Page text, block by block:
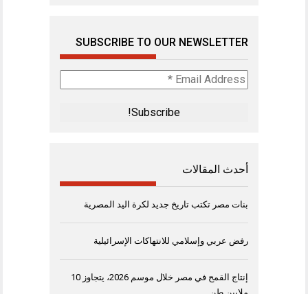
SUBSCRIBE TO OUR NEWSLETTER
Email
Address
أحدث المقالات
بنات مصر تكتب تاريخ جديد لكرة اليد المصرية
رفض عربي وإسلامي للانتهاكات الإسرائيلية
إنتاج القمح في مصر خلال موسم 2026، يتجاوز 10